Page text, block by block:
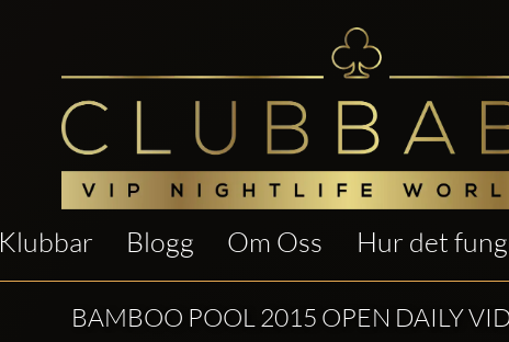
Klubbar Blogg Om Oss Hur det
BAMBOO POOL 2015 OPEN DAILY